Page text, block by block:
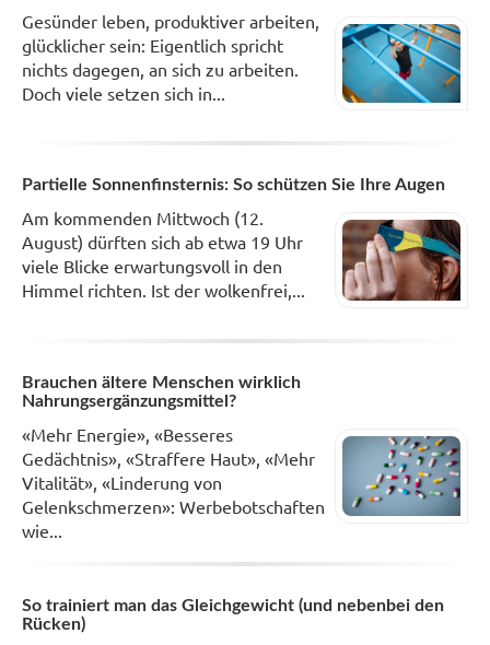
Gesünder leben, produktiver arbeiten,
glücklicher sein: Eigentlich spricht
nichts dagegen, an sich zu arbeiten.
Doch viele setzen sich in...
Partielle Sonnenfinsternis: So schützen Sie Ihre Augen
Am kommenden Mittwoch (12.
August) dürften sich ab etwa 19 Uhr
viele Blicke erwartungsvoll in den
Himmel richten. Ist der wolkenfrei,...
Brauchen ältere Menschen wirklich
Nahrungsergänzungsmittel?
«Mehr Energie», «Besseres
Gedächtnis», «Straffere Haut», «Mehr
Vitalität», «Linderung von
Gelenkschmerzen»: Werbebotschaften
wie...
So trainiert man das Gleichgewicht (und nebenbei den
Rücken)